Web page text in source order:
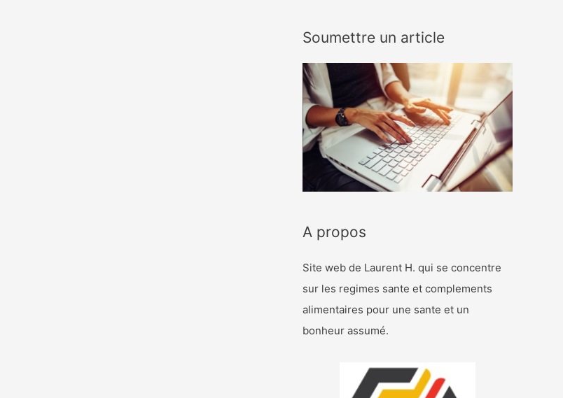
Soumettre un article
A propos
Site web de Laurent H. qui se concentre
sur les regimes sante et complements
alimentaires pour une sante et un
bonheur assumé.